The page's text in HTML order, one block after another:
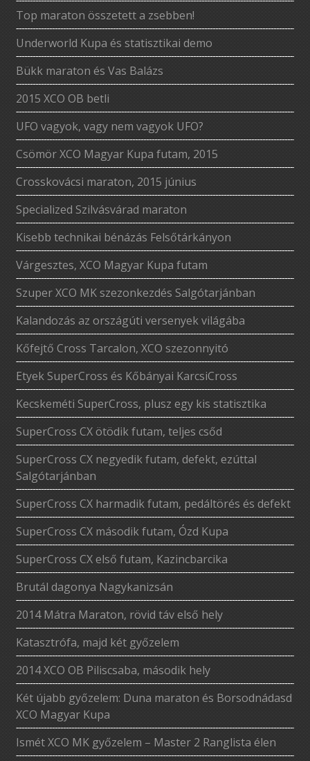
Top maraton összetett a zsebben!
Underworld Kupa és statisztikai demo
Bükk maraton és Vas Balázs
2015 XCO OB betli
UFO vagyok, vagy nem vagyok UFO?
Csömör XCO Magyar Kupa futam, 2015
Crosskovácsi maraton, 2015 június
Specialized Szilvásvárad maraton
Kisebb technikai bénázás Felsőtárkányon
Várgesztes, XCO Magyar Kupa futam
Szuper XCO MK szezonkezdés Salgótarjánban
Kalandozás az országúti versenyek világába
Kőfejtő Cross Tarcalon, XCO szezonnyitó
Etyek SuperCross és Kőbányai KarcsiCross
Kecskeméti SuperCross, plusz egy kis statisztika
SuperCross CX ötödik futam, teljes csőd
SuperCross CX negyedik futam, defekt, ezúttal
Salgótarjánban
SuperCross CX harmadik futam, pedáltörés és defekt
SuperCross CX második futam, Ózd Kupa
SuperCross CX első futam, Kazincbarcika
Brutál dagonya Nagykanizsán
2014 Mátra Maraton, rövid táv első hely
Katasztrófa, majd két győzelem
2014 XCO OB Piliscsaba, második hely
Két újabb győzelem: Duna maraton és Borsodnádasd
XCO Magyar Kupa
Ismét XCO MK győzelem – Master 2 Ranglista élen